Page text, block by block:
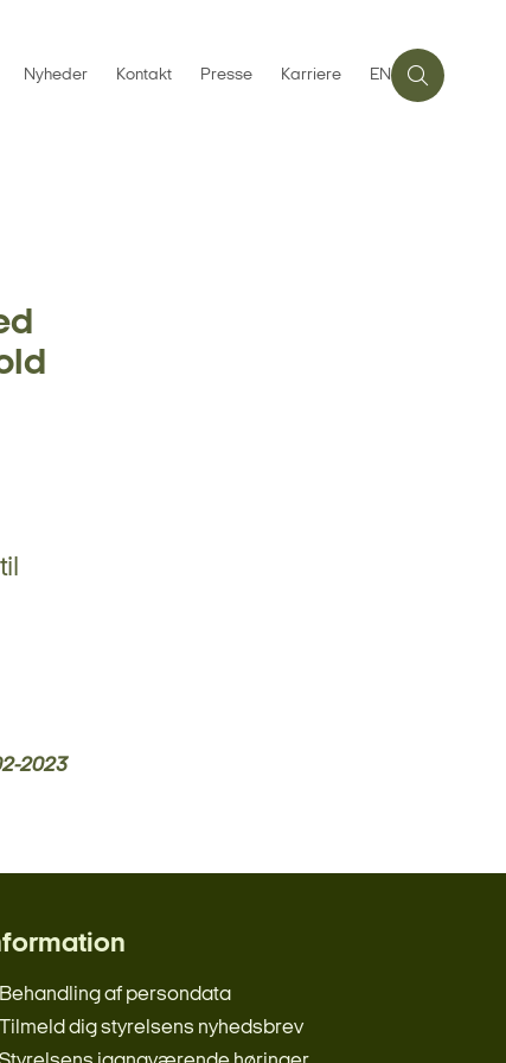
Nyheder Kontakt Presse Karriere EN
2023
Behandling af persondata
Tilmeld dig styrelsens nyhedsbrev